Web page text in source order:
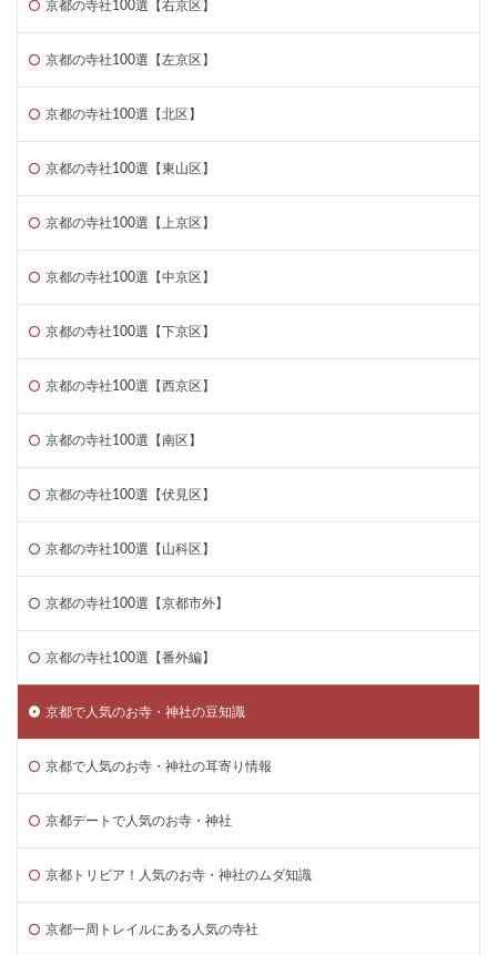
京都の寺社100選【右京区】
京都の寺社100選【左京区】
京都の寺社100選【北区】
京都の寺社100選【東山区】
京都の寺社100選【上京区】
京都の寺社100選【中京区】
京都の寺社100選【下京区】
京都の寺社100選【西京区】
京都の寺社100選【南区】
京都の寺社100選【伏見区】
京都の寺社100選【山科区】
京都の寺社100選【京都市外】
京都の寺社100選【番外編】
京都で人気のお寺・神社の豆知識
京都で人気のお寺・神社の耳寄り情報
京都デートで人気のお寺・神社
京都トリビア！人気のお寺・神社のムダ知識
京都一周トレイルにある人気の寺社